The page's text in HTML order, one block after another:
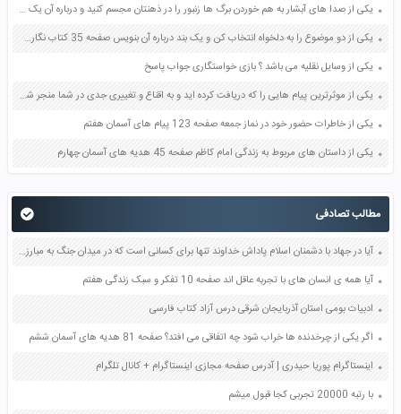
یکی از صدا های آبشار به هم خوردن برگ ها زنبور را در ذهنتان مجسم کنید و درباره آن یک بند بنویسید صفحه 11 نگارش پنجم
یکی از دو موضوع را به دلخواه انتخاب کن و یک بند درباره آن بنویس صفحه 35 کتاب نگارش فارسی سوم
یکی از وسایل نقلیه می باشد ؟ بازی خواستگاری جواب پاسخ
یکی از موثرترین پیام هایی را که دریافت کرده اید و به اقناع و تغییری جدی در شما منجر شده است برسی کنید و علت این تاثیر گذاری قابل توجه را بنویسید صفحه 52 تفکر و سواد رسانه ای دهم
یکی از خاطرات حضور خود در نماز جمعه صفحه 123 پیام های آسمان هفتم
یکی از داستان های مربوط به زندگی امام کاظم صفحه 45 هدیه های آسمان چهارم
مطالب تصادفی
آیا در جهاد با دشمنان اسلام پاداش خداوند تنها برای کسانی است که در میدان جنگ به مبارزه با دشمنان مشغول اند صفحه 140 پیام های آسمان نهم
آیا همه ی انسان های با تجربه عاقل اند صفحه 10 تفکر و سبک زندگی هفتم
ادبیات بومی استان آذربایجان شرقی درس آزاد کتاب فارسی
اگر یکی از چرخدنده ها خراب شود چه اتفاقی می افتد؟ صفحه 81 هدیه های آسمان ششم
اینستاگرام پوریا حیدری | آدرس صفحه مجازی اینستاگرام + کانال تلگرام
با رتبه 20000 تجربی کجا قبول میشم